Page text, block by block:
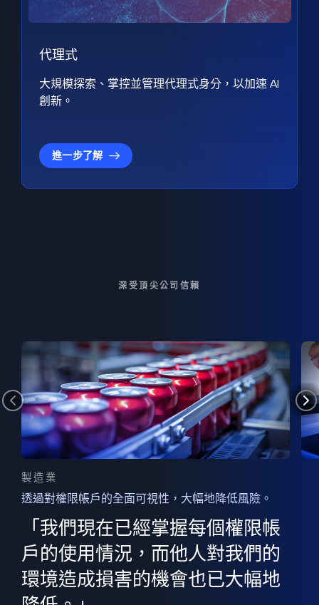
代理式
大規模探索、掌控並管理代理式身分，以加速 AI
創新。
進一步了解
深受頂尖公司信賴
製造業
透過對權限帳戶的全面可視性，大幅地降低風險。
「我們現在已經掌握每個權限帳
戶的使用情況，而他人對我們的
環境造成損害的機會也已大幅地